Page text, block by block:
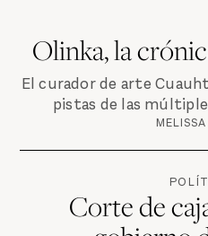
Olinka, la
El curador de arte
pistas de las
Corte de